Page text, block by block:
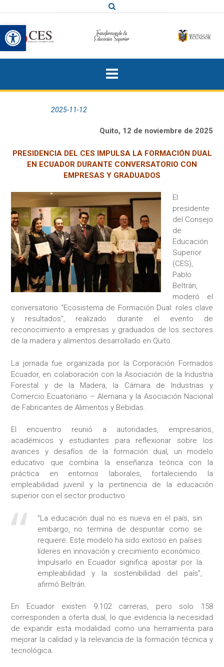
Abrir barra de herramientas
al
contenido
2025-11-12
Quito, 12 de noviembre de 2025
PRESIDENCIA DEL CES IMPULSA LA FORMACIÓN DUAL
EN ECUADOR DURANTE CONVERSATORIO CON
EMPRESAS Y GRADUADOS
El
presidente
del Consejo
de
Educación
Superior
(CES),
Pablo
Beltrán,
moderó el
conversatorio “Ecosistema de Formación Dual: roles clave
y resultados”, realizado durante el evento de
reconocimiento a empresas y graduados de los sectores
de la madera y alimentos desarrollado en Quito.
La jornada fue organizada por la Corporación Formados
Ecuador, en colaboración con la Asociación de la Industria
Forestal y de la Madera, la Cámara de Industrias y
Comercio Ecuatoriano – Alemana y la Asociación Nacional
de Fabricantes de Alimentos y Bebidas.
El encuentro reunió a autoridades, empresarios,
académicos y estudiantes para reflexionar sobre los
avances y desafíos de la formación dual, un modelo
educativo que combina la enseñanza teórica con la
práctica en entornos laborales, fortaleciendo la
empleabilidad juvenil y la pertinencia de la educación
superior con el sector productivo.
“La educación dual no es nueva en el país, sin
embargo, no termina de despuntar como se
requiere. Este modelo ha sido exitoso en países
líderes en innovación y crecimiento económico.
Impulsarlo en Ecuador significa apostar por la
empleabilidad y la sostenibilidad del país”,
afirmó Beltrán.
En Ecuador existen 9.102 carreras, pero solo 158
corresponden a oferta dual, lo que evidencia la necesidad
de expandir esta modalidad como una herramienta para
mejorar la calidad y la relevancia de la formación técnica y
tecnológica.